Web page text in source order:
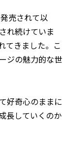
売されて以
れ続けていま
てきました。こ
ジの魅力的な世
好奇心のままに
長していくのか